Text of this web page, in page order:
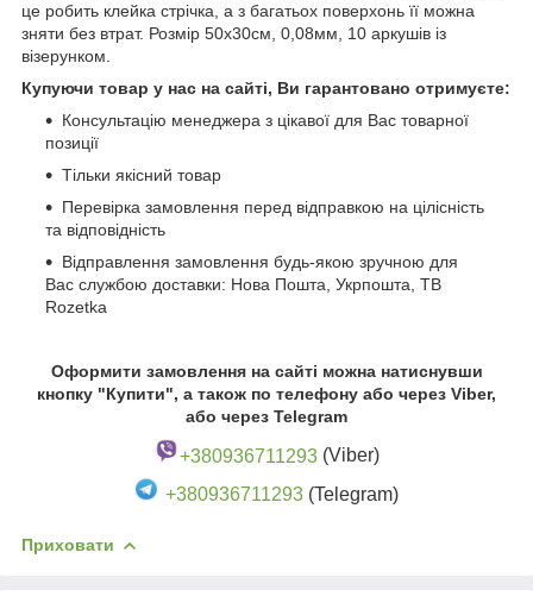
це робить клейка стрічка, а з багатьох поверхонь її можна
зняти без втрат. Розмір 50х30см, 0,08мм, 10 аркушів із
візерунком.
Купуючи товар у нас на сайті, Ви гарантовано отримуєте:
Консультацію менеджера з цікавої для Вас товарної
позиції
Тільки якісний товар
Перевірка замовлення перед відправкою на цілісність
та відповідність
Відправлення замовлення будь-якою зручною для
Вас службою доставки: Нова Пошта, Укрпошта, ТВ
Rozetka
Оформити замовлення на сайті можна натиснувши
кнопку "Купити", а також по телефону або через Viber,
або через Telegram
+380936711293(Viber)
+380936711293 (Telegram)
Приховати